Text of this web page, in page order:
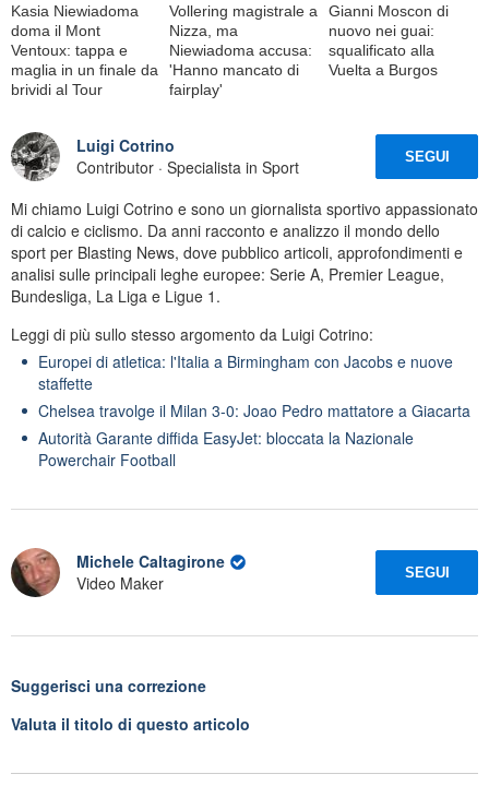
Kasia Niewiadoma
doma il Mont
Ventoux: tappa e
maglia in un finale da
brividi al Tour
Vollering magistrale a
Nizza, ma
Niewiadoma accusa:
'Hanno mancato di
fairplay'
Gianni Moscon di
nuovo nei guai:
squalificato alla
Vuelta a Burgos
Luigi Cotrino
Contributor · Specialista in Sport
SEGUI
Mi chiamo Luigi Cotrino e sono un giornalista sportivo appassionato
di calcio e ciclismo. Da anni racconto e analizzo il mondo dello
sport per Blasting News, dove pubblico articoli, approfondimenti e
analisi sulle principali leghe europee: Serie A, Premier League,
Bundesliga, La Liga e Ligue 1.
Leggi di più sullo stesso argomento da Luigi Cotrino:
Europei di atletica: l'Italia a Birmingham con Jacobs e nuove
staffette
Chelsea travolge il Milan 3-0: Joao Pedro mattatore a Giacarta
Autorità Garante diffida EasyJet: bloccata la Nazionale
Powerchair Football
Michele Caltagirone
Video Maker
SEGUI
Suggerisci una correzione
Valuta il titolo di questo articolo